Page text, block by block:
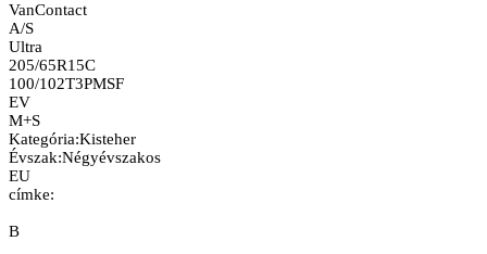
VanContact
A/S
Ultra
205/65R15C
100/102T3PMSF
EV
M+S
Kategória:Kisteher
Évszak:Négyévszakos
EU
címke:
B